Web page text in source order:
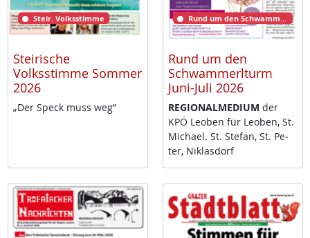
Steir. Volksstimme
Steirische
Volksstimme Sommer
2026
„Der Speck muss weg”
Rund um den Schwammerlturm
Rund um den
Schwammerlturm
Juni-Juli 2026
RE­GIO­NAL­ME­DI­UM der
KPÖ Leo­ben für Leo­ben, St.
Mi­cha­el. St. Ste­fan, St. Pe­
ter, Niklas­dorf